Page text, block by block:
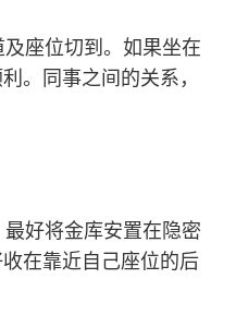
座位切到。如果坐在
。同事之间的关系，
好将金库安置在隐密
在靠近自己座位的后